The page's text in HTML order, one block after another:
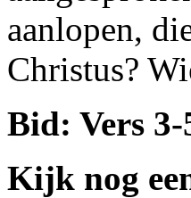
aanlopen,
Christus?
Bid: Vers 3-
Kijk nog